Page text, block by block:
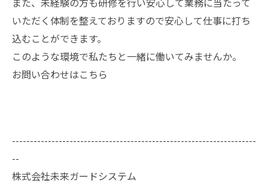
いただく体制を整えておりますので安心して仕事に打ち
込むことができます。
このような環境で私たちと一緒に働いてみませんか。
お問い合わせはこちら
--------------------------------------------------------------------
--
株式会社未来ガードシステム